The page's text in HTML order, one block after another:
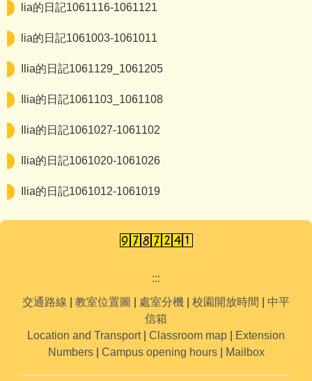
lia的日記1061116-1061121
lia的日記1061003-1061011
Ilia的日記1061129_1061205
Ilia的日記1061103_1061108
Ilia的日記1061027-1061102
Ilia的日記1061020-1061026
Ilia的日記1061012-1061019
:::
交通路線
教室位置圖 處室分機 校園開放時間
中平
信箱
Location and Transport| Classroom map
Extension
Numbers| Campus opening hours| Mailbox